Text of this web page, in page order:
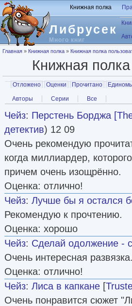
Перейти к основному содержанию
Либрусек
Много книг
Книжная полка
Вы здесь
Главная » Книжная полка » Книжная полка
Книжная
Главные вкладки
Отложено Оценки Прочитано
Вторичные вкладки
Авторы Серии Все
Чейз: Перстень Борджа
детектив) 12 09
Очень рекомендую
когда миллиардер,
причем очень изощрённо.
Оценка: отлично!
Чейз: Лучше бы я остался
Рекомендую к прочтению.
Оценка: хорошо
Чейз: Сделай одолжение -
Очень интересная развязка.
Оценка: отлично!
Чейз: Лиса в капкане [
Очень понравится сюжет